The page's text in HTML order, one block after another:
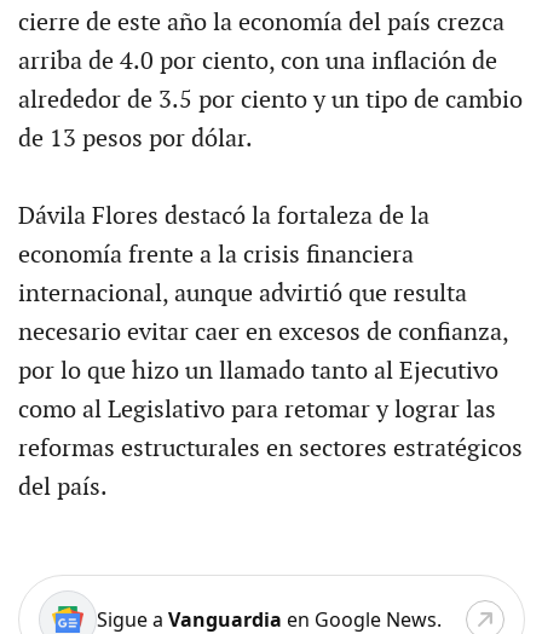
cierre de este año la economía del país crezca
arriba de 4.0 por ciento, con una inflación de
alrededor de 3.5 por ciento y un tipo de cambio
de 13 pesos por dólar.
Dávila Flores destacó la fortaleza de la
economía frente a la crisis financiera
internacional, aunque advirtió que resulta
necesario evitar caer en excesos de confianza,
por lo que hizo un llamado tanto al Ejecutivo
como al Legislativo para retomar y lograr las
reformas estructurales en sectores estratégicos
del país.
Sigue a Vanguardia en Google News.